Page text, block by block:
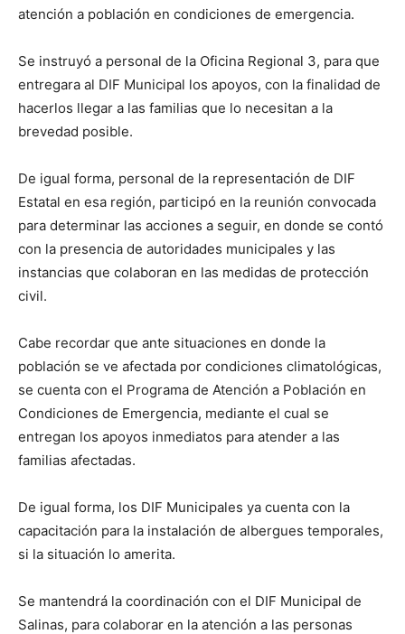
atención a población en condiciones de emergencia.
Se instruyó a personal de la Oficina Regional 3, para que
entregara al DIF Municipal los apoyos, con la finalidad de
hacerlos llegar a las familias que lo necesitan a la
brevedad posible.
De igual forma, personal de la representación de DIF
Estatal en esa región, participó en la reunión convocada
para determinar las acciones a seguir, en donde se contó
con la presencia de autoridades municipales y las
instancias que colaboran en las medidas de protección
civil.
Cabe recordar que ante situaciones en donde la
población se ve afectada por condiciones climatológicas,
se cuenta con el Programa de Atención a Población en
Condiciones de Emergencia, mediante el cual se
entregan los apoyos inmediatos para atender a las
familias afectadas.
De igual forma, los DIF Municipales ya cuenta con la
capacitación para la instalación de albergues temporales,
si la situación lo amerita.
Se mantendrá la coordinación con el DIF Municipal de
Salinas, para colaborar en la atención a las personas